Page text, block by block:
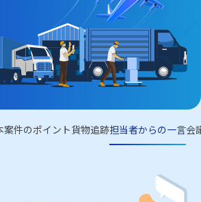
案件のポイント貨物追跡担当者からの一言会